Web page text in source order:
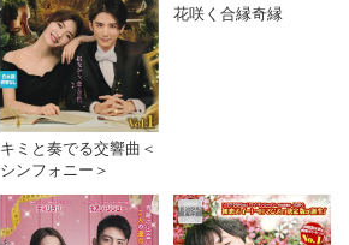
キミと奏でる交響曲＜
シンフォニー＞
花咲く合縁奇縁